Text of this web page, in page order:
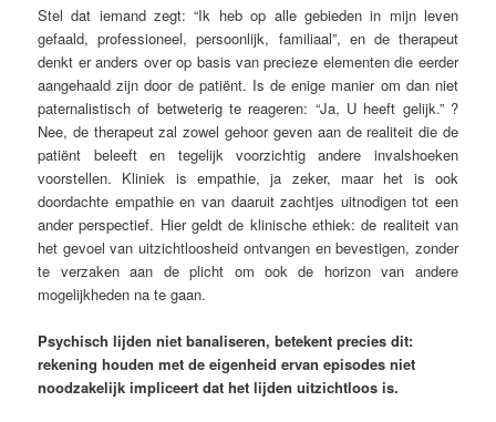
Stel dat iemand zegt: “Ik heb op alle gebieden in mijn leven
gefaald, professioneel, persoonlijk, familiaal”, en de therapeut
denkt er anders over op basis van precieze elementen die eerder
aangehaald zijn door de patiënt. Is de enige manier om dan niet
paternalistisch of betweterig te reageren: “Ja, U heeft gelijk.” ?
Nee, de therapeut zal zowel gehoor geven aan de realiteit die de
patiënt beleeft en tegelijk voorzichtig andere invalshoeken
voorstellen. Kliniek is empathie, ja zeker, maar het is ook
doordachte empathie en van daaruit zachtjes uitnodigen tot een
ander perspectief. Hier geldt de klinische ethiek: de realiteit van
het gevoel van uitzichtloosheid ontvangen en bevestigen, zonder
te verzaken aan de plicht om ook de horizon van andere
mogelijkheden na te gaan.
Psychisch lijden niet banaliseren, betekent precies dit:
rekening houden met de eigenheid ervan episodes niet
noodzakelijk impliceert dat het lijden uitzichtloos is.